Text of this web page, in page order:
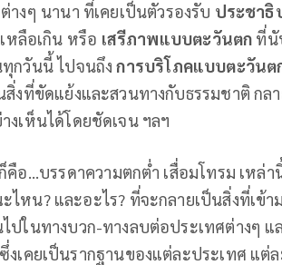
างๆ นานา ที่เคยเป็นตัวรองรับ ประชาธิ
หลือเกิน หรือ เสรีภาพแบบตะวันตก ที่นั
ทุกวันนี้ ไปจนถึงการบริโภคแบบตะวันต
สิ่งที่ขัดแย้งและสวนทางกับธรรมชาติ ก
งเห็นได้โดยชัดเจน ฯลฯ
คือ...บรรดาความตกต่ำ เสื่อมโทรม เหล่
หน? และอะไร? ที่จะกลายเป็นสิ่งที่เข้
ปในทางบวก-ทางลบต่อประเทศต่างๆ แ
งเคยเป็นรากฐานของแต่ละประเทศ แต่